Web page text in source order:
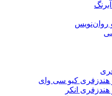
روان‌نویس
هندزفری کیو سی وای
انکر